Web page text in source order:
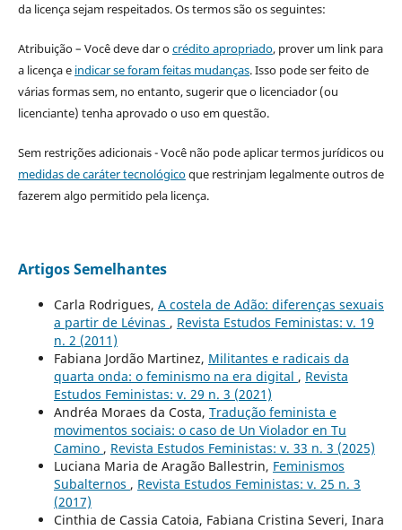
da licença sejam respeitados. Os termos são os seguintes:
Atribuição – Você deve dar ocrédito apropriado, prover um link para
a licença e indicar se foram feitas mudanças. Isso pode ser feito de
várias formas sem, no entanto, sugerir que o licenciador (ou
licenciante) tenha aprovado o uso em questão.
Sem restrições adicionais - Você não pode aplicar termos jurídicos ou
medidas de caráter tecnológicoque restrinjam legalmente outros de
fazerem algo permitido pela licença.
Artigos Semelhantes
Carla Rodrigues, A costela de Adão: diferenças sexuais
a partir de Lévinas , Revista Estudos Feministas: v. 19
n. 2 (2011)
Fabiana Jordão Martinez, Militantes e radicais da
quarta onda: o feminismo na era digital , Revista
Estudos Feministas: v. 29 n. 3 (2021)
Andréa Moraes da Costa, Tradução feminista e
movimentos sociais: o caso de Un Violador en Tu
Camino , Revista Estudos Feministas: v. 33 n. 3 (2025)
Luciana Maria de Aragão Ballestrin, Feminismos
Subalternos , Revista Estudos Feministas: v. 25 n. 3
(2017)
Cinthia de Cassia Catoia, Fabiana Cristina Severi, Inara